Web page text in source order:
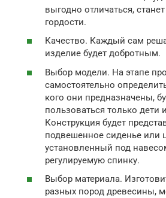
выгодно отличаться,
гордости.
Качество. Каждый сам
изделие будет добротным.
Выбор модели. На этапе
самостоятельно
кого они предназначены,
пользоваться только
Конструкция будет
подвешенное сиденье или
установленный под
регулируемую спинку.
Выбор материала.
разных пород древесины,